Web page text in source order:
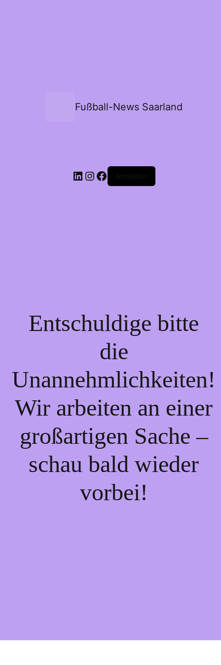
Fußball-News Saarland
Entschuldige bitte
die
Unannehmlichkeiten!
Wir arbeiten an einer
großartigen Sache –
schau bald wieder
vorbei!